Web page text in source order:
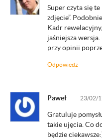
Super czyta się
zdjęcie”.
Kadr
jaśniejsza wersja.
przy opinii
Odpowiedz
Paweł 23/02/
Gratuluje
takie ujęcia. Co
będzie